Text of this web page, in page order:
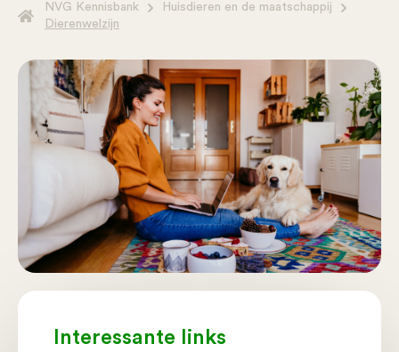
NVG Kennisbank
Huisdieren en de maatschappij
Dierenwelzijn
Interessante links